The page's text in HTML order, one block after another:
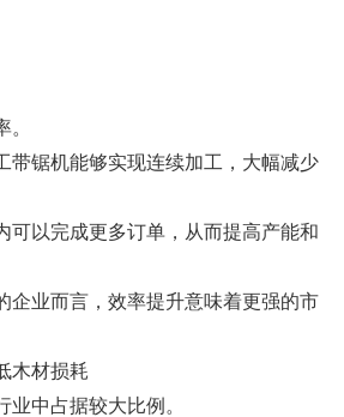
带锯机能够实现连续加工，大幅减少
可以完成更多订单，从而提高产能和
企业而言，效率提升意味着更强的市
木材损耗
业中占据较大比例。